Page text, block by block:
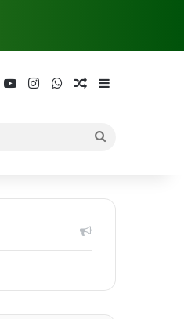
FacebookYouTubeInstagramWhatsAppRandom Article